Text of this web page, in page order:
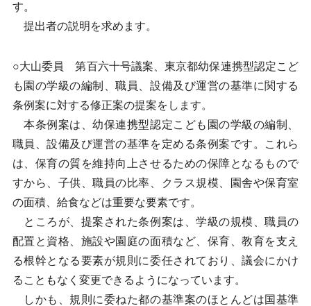
す。
提出者の説明を求めます。
○大山委員 第百六十号議案、東京都幼保連携型認定こど
も園の学級の編制、職員、設備及び運営の基準に関する
条例案に対する修正案の提案をします。
本条例案は、幼保連携型認定こども園の学級の編制、
職員、設備及び運営の基準を定める条例案です。これら
は、保育の質を維持向上させるための保障となるもので
すから、子供、職員の比率、クラス規模、園舎や保育室
の面積、給食などは重要な要素です。
ところが、提案された条例案は、学級の規模、職員の
配置と資格、施設や園庭の面積など、保育、教育を支え
る根幹となる要素が規則に委任されており、議会にかけ
ることもなく変更できるようになっています。
しかも、規則に委ねた都の基準案のほとんどは国基準